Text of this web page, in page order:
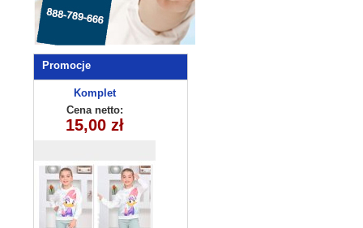
Promocje
Komplet
dziewczęcy
315-9(3-10)
5szt
Cena netto:
15,00 zł